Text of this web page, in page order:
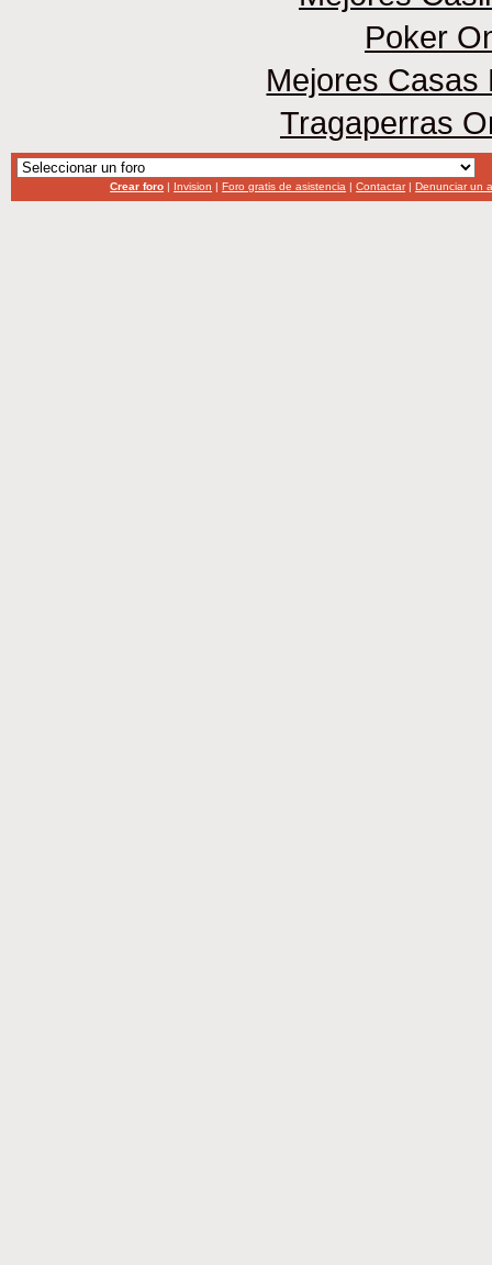
Poker
Mejores Casas
Tragaperras
Crear foro Invision Foro gratis de asistencia |Contactar| Denunciar un